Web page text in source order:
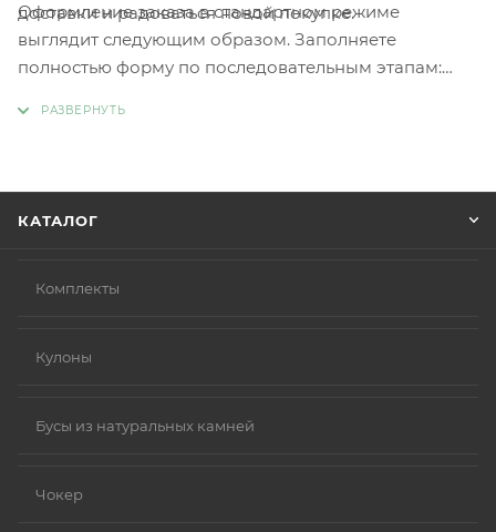
доставки и радоваться новой покупке.
Оформление заказа в стандартном режиме
выглядит следующим образом. Заполняете
полностью форму по последовательным этапам:
КАТАЛОГ
Комплекты
Кулоны
Бусы из натуральных камней
Чокер